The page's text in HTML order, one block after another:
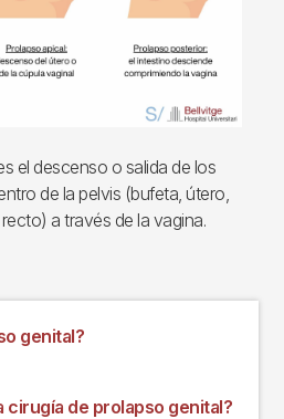
el descenso o salida de los
de la pelvis (bufeta, útero,
a través de la vagina.
genital?
cirugía de prolapso genital?